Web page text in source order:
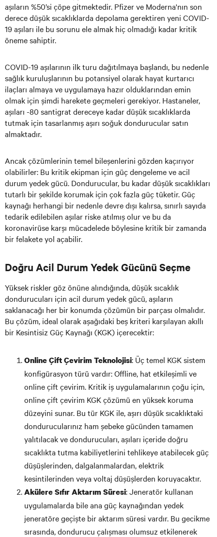
aşıların %50’si çöpe gitmektedir. Pfizer ve Moderna'nın son
derece düşük sıcaklıklarda depolama gerektiren yeni COVID-
19 aşıları ile bu sorunu ele almak hiç olmadığı kadar kritik
öneme sahiptir.
COVID-19 aşılarının ilk turu dağıtılmaya başlandı, bu nedenle
sağlık kuruluşlarının bu potansiyel olarak hayat kurtarıcı
ilaçları almaya ve uygulamaya hazır olduklarından emin
olmak için şimdi harekete geçmeleri gerekiyor. Hastaneler,
aşıları -80 santigrat dereceye kadar düşük sıcaklıklarda
tutmak için tasarlanmış aşırı soğuk dondurucular satın
almaktadır.
Ancak çözümlerinin temel bileşenlerini gözden kaçırıyor
olabilirler: Bu kritik ekipman için güç dengeleme ve acil
durum yedek gücü. Dondurucular, bu kadar düşük sıcaklıkları
tutarlı bir şekilde korumak için çok fazla güç tüketir. Güç
kaynağı herhangi bir nedenle devre dışı kalırsa, sınırlı sayıda
tedarik edilebilen aşılar riske atılmış olur ve bu da
koronavirüse karşı mücadelede böylesine kritik bir zamanda
bir felakete yol açabilir.
Doğru Acil Durum Yedek Gücünü Seçme
Yüksek riskler göz önüne alındığında, düşük sıcaklık
dondurucuları için acil durum yedek gücü, aşıların
saklanacağı her bir konumda çözümün bir parçası olmalıdır.
Bu çözüm, ideal olarak aşağıdaki beş kriteri karşılayan akıllı
bir Kesintisiz Güç Kaynağı (KGK) içerecektir:
Online Çift Çevirim Teknolojisi: Üç temel KGK sistem
konfigürasyon türü vardır: Offline, hat etkileşimli ve
online çift çevirim. Kritik iş uygulamalarının çoğu için,
online çift çevirim KGK çözümü en yüksek koruma
düzeyini sunar. Bu tür KGK ile, aşırı düşük sıcaklıktaki
dondurucularınız ham şebeke gücünden tamamen
yalıtılacak ve dondurucuları, aşıları içeride doğru
sıcaklıkta tutma kabiliyetlerini tehlikeye atabilecek güç
düşüşlerinden, dalgalanmalardan, elektrik
kesintilerinden veya voltaj düşüşlerden koruyacaktır.
Akülere Sıfır Aktarım Süresi: Jeneratör kullanan
uygulamalarda bile ana güç kaynağından yedek
jeneratöre geçişte bir aktarım süresi vardır. Bu gecikme
sırasında, dondurucu çalışması olumsuz etkilenerek